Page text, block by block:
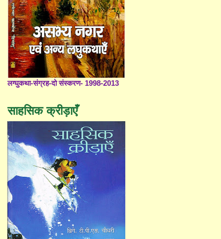
लग्घुकथा-संग्रह-दो संस्करण- 1998-2013
साहसिक क्रीड़ाएँ